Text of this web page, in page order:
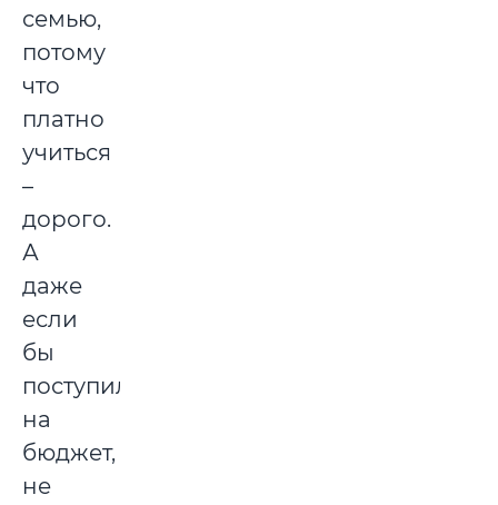
семью,
потому
что
платно
учиться
–
дорого.
А
даже
если
бы
поступила
на
бюджет,
не